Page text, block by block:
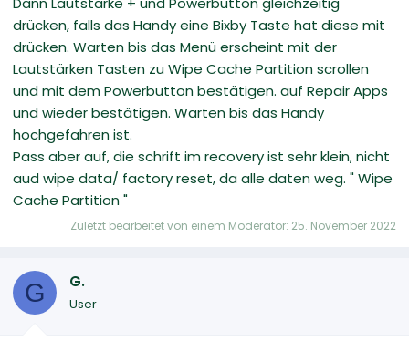
drücken, falls das Handy eine Bixby Taste hat diese mit
drücken. Warten bis das Menü erscheint mit der
Lautstärken Tasten zu Wipe Cache Partition scrollen
und mit dem Powerbutton bestätigen. auf Repair Apps
und wieder bestätigen. Warten bis das Handy
hochgefahren ist.
Pass aber auf, die schrift im recovery ist sehr klein, nicht
aud wipe data/ factory reset, da alle daten weg. " Wipe
Cache Partition "
Zuletzt bearbeitet von einem Moderator: 25. November 2022
G G.
User